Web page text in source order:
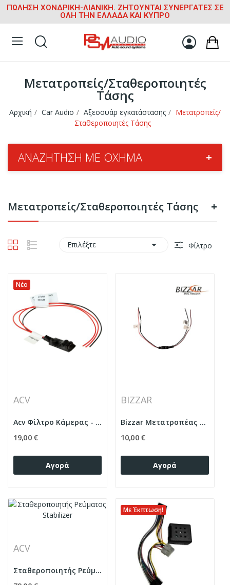
ΠΩΛΗΣΗ ΧΟΝΔΡΙΚΗ-ΛΙΑΝΙΚΗ. ΖΗΤΟΥΝΤΑΙ ΣΥΝΕΡΓΑΤΕΣ ΣΕ
ΟΛΗ ΤΗΝ ΕΛΛΑΔΑ ΚΑΙ ΚΥΠΡΟ
Μετατροπείς/Σταθεροποιητές
Τάσης
Αρχική Car Audio Αξεσουάρ εγκατάστασης
Μετατροπείς/
Σταθεροποιητές Τάσης
ΑΝΑΖΉΤΗΣΗ ΜΕ ΌΧΗΜΑ +
Μετατροπείς/Σταθεροποιητές Τάσης +
Επιλέξτε  Φίλτρο
Νέο
ACV
Acv Φίλτρο Κάμερας - Camera Filter
19,00 €
Αγορά
BIZZAR
Bizzar Μετατροπέας τάσης 12 Volt 6 Volt 1.5A max.
10,00 €
Αγορά
ACV
Σταθεροποιητής Ρεύματος Stabilizer
Με Έκπτωση!